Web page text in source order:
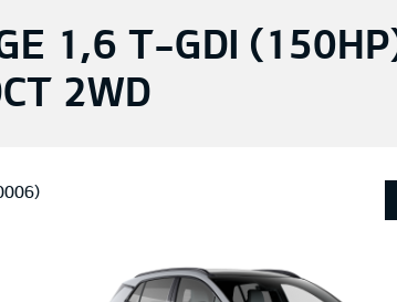
1,6 T-GDI
2WD